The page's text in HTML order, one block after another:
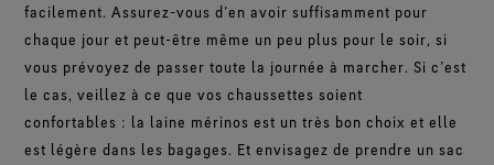
facilement. Assurez-vous d’en avoir suffisamment pour
chaque jour et peut-être même un peu plus pour le soir, si
vous prévoyez de passer toute la journée à marcher. Si c’est
le cas, veillez à ce que vos chaussettes soient
confortables : la laine mérinos est un très bon choix et elle
est légère dans les bagages. Et envisagez de prendre un sac